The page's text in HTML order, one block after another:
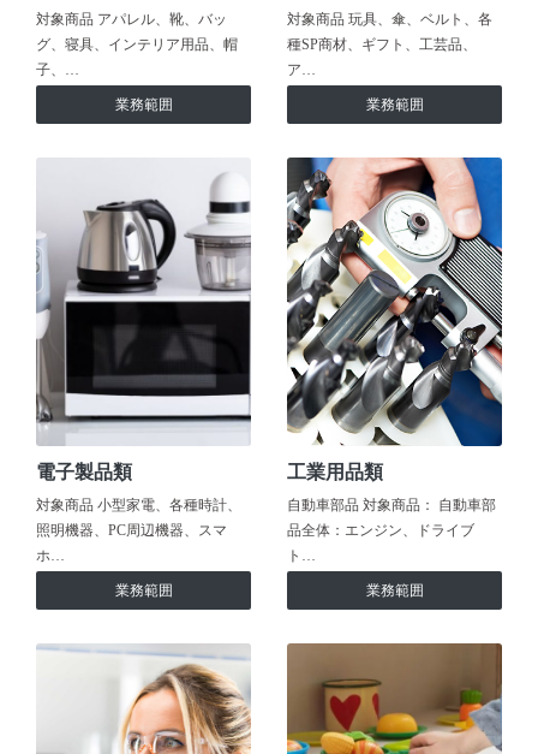
対象商品 アパレル、靴、バッ
グ、寝具、インテリア用品、帽
子、…
業務範囲
対象商品 玩具、傘、ベルト、各
種SP商材、ギフト、工芸品、
ア…
業務範囲
電子製品類
対象商品 小型家電、各種時計、
照明機器、PC周辺機器、スマ
ホ…
業務範囲
工業用品類
自動車部品 対象商品： 自動車部
品全体：エンジン、ドライブ
ト…
業務範囲